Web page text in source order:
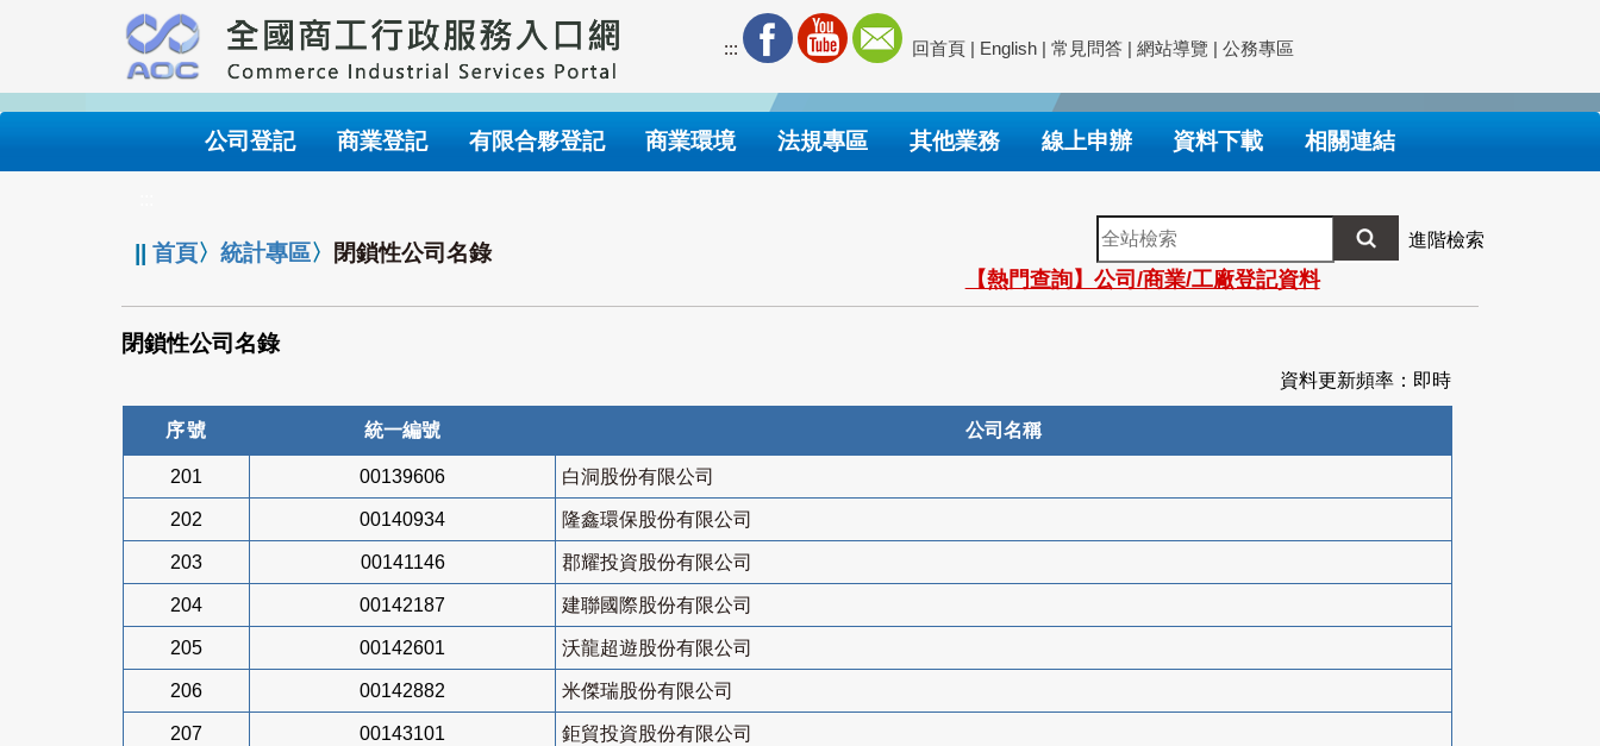
要
內
::: 回首頁 | English | 常見問答 | 網站導覽 | 公務專區
公司登記 商業登記 有限合夥登記 商業環境 法規專區 其他業務 線上申辦 資料下載 相關連結
||首頁〉統計專區〉 閉鎖性公司名錄
全
站
檢
索
進階檢索
【熱門查詢】公司/商業/工廠登記資料
閉鎖性公司名錄
資料更新頻率：即時
序號 統一編號 公司名稱
201 00139606 白洞股份有限公司
202 00140934 隆鑫環保股份有限公司
203 00141146 郡耀投資股份有限公司
204 00142187 建聯國際股份有限公司
205 00142601 沃龍超遊股份有限公司
206 00142882 米傑瑞股份有限公司
207 00143101 鉅貿投資股份有限公司